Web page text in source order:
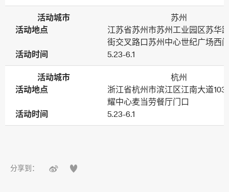
活动城市
苏州
活动地点
江苏省苏州市苏州工业园区苏华
街交叉路口苏州中心世纪广场西
活动时间
5.23-6.1
活动城市
杭州
活动地点
浙江省杭州市滨江区江南大道
耀中心麦当劳餐厅门口
活动时间
5.23-6.1
分享到：  